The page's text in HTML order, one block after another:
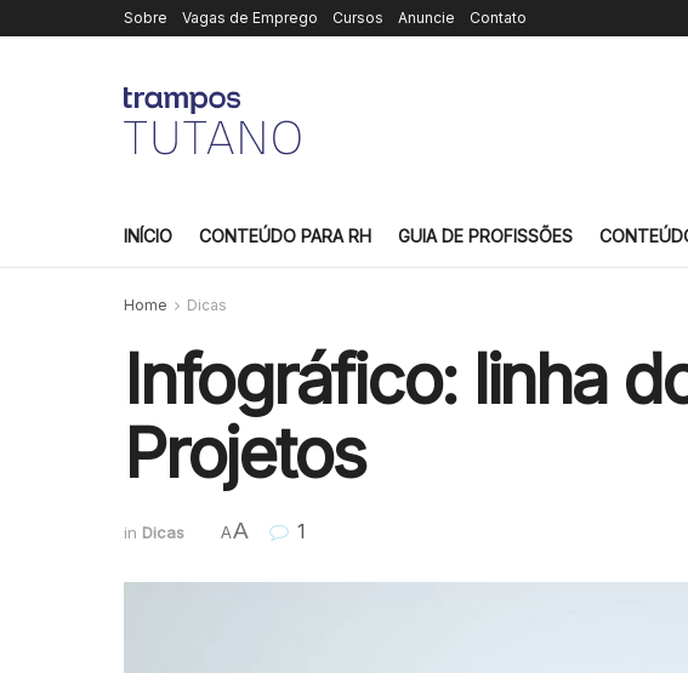
Sobre Vagas de Emprego Cursos Anuncie Contato
INÍCIO CONTEÚDO PARA RH GUIA DE PROFISSÕES
Home Dicas
Infográfico: linha
Projetos
in Dicas AA 1